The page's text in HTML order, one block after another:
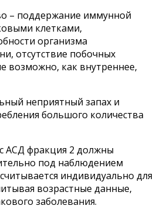
– поддержание иммунной
клетками,
организма
отсутствие побочных
возможно, как внутреннее,
неприятный запах и
большого количества
АСД фракция 2 должны
под наблюдением
индивидуально для
возрастные данные,
заболевания.